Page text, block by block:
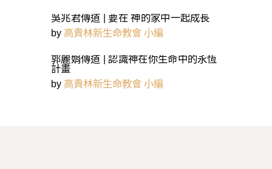
吳兆君傳道 | 要在 神的家中一起成長
by 高貴林新生命教會 小編
郭麗娟傳道 | 認識神在你生命中的永恆
計畫
by 高貴林新生命教會 小編